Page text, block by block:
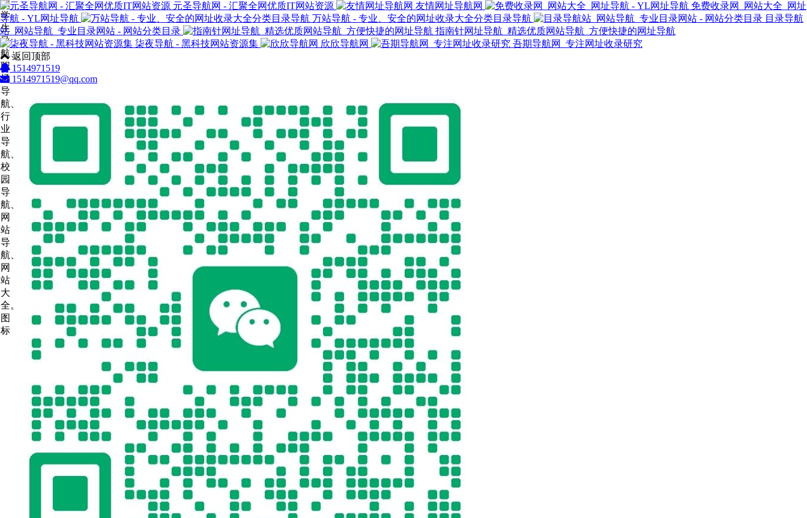
元圣导航网 - 汇聚全网优质IT网站资源
友情网址导航网
免费收录网_网站大全_网址
导航 - YL网址导航
万站导航 - 专业、安全的网址收录大全分类目录导航
目录导航
站_网站导航_专业目录网站 - 网站分类目录
指南针网址导航_精选优质网站导航_方便快捷的网址导航
柒夜导航 - 黑科技网站资源集
欣欣导航网
吾期导航网_专注网址收录研究
返回顶部
1514971519
1514971519@qq.com